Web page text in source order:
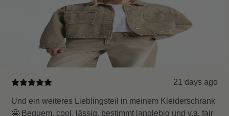
21 days ago
Und ein weiteres Lieblingsteil in meinem Kleiderschrank
🤩 Bequem, cool, lässig, bestimmt langlebig und v.a. fair